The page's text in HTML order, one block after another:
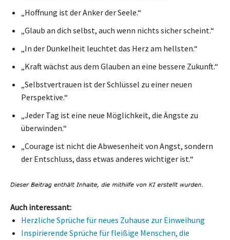
„Hoffnung ist der Anker der Seele.“
„Glaub an dich selbst, auch wenn nichts sicher scheint.“
„In der Dunkelheit leuchtet das Herz am hellsten.“
„Kraft wächst aus dem Glauben an eine bessere Zukunft.“
„Selbstvertrauen ist der Schlüssel zu einer neuen
Perspektive.“
„Jeder Tag ist eine neue Möglichkeit, die Ängste zu
überwinden.“
„Courage ist nicht die Abwesenheit von Angst, sondern
der Entschluss, dass etwas anderes wichtiger ist.“
Auch interessant:
Herzliche Sprüche für neues Zuhause zur Einweihung
Inspirierende Sprüche für fleißige Menschen, die